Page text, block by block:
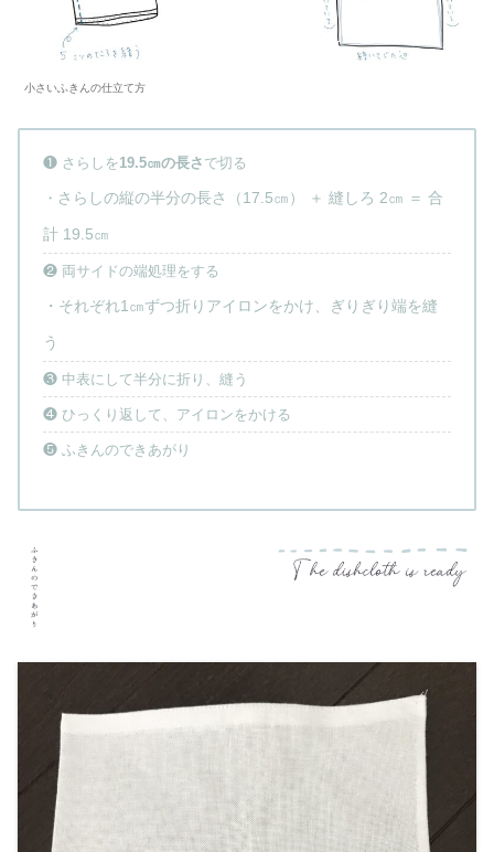
小さいふきんの仕立て方
❶ さらしを19.5㎝の長さ で切る
・ さらしの縦の半分の長さ（17.5㎝） ＋ 縫しろ 2㎝ ＝ 合
計 19.5㎝
❷ 両サイドの端処理をする
・それぞれ1㎝ずつ折りアイロンをかけ、ぎりぎり端を縫
う
❸ 中表にして半分に折り、縫う
❹ ひっくり返して、アイロンをかける
❺ ふきんのできあがり